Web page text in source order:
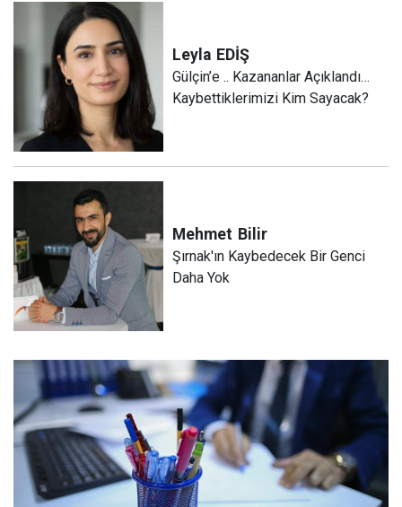
Leyla EDİŞ
Gülçin’e .. Kazananlar Açıklandı…
Kaybettiklerimizi Kim Sayacak?
Mehmet Bilir
Şırnak'ın Kaybedecek Bir Genci
Daha Yok